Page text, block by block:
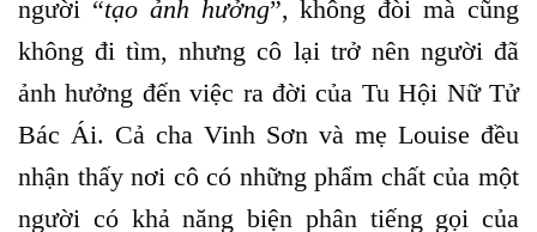
người “tạo ảnh hưởng”, không đòi mà cũng
không đi tìm, nhưng cô lại trở nên người đã
ảnh hưởng đến việc ra đời của Tu Hội Nữ Tử
Bác Ái. Cả cha Vinh Sơn và mẹ Louise đều
nhận thấy nơi cô có những phẩm chất của một
người có khả năng biện phân tiếng gọi của